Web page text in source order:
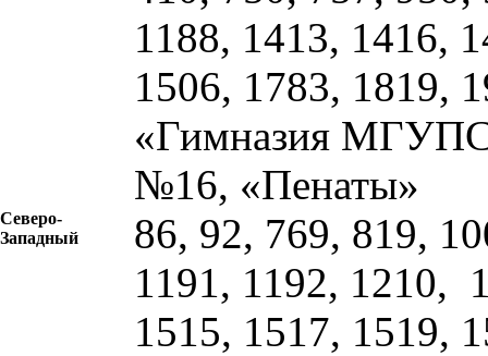
1188, 1413, 1416,
1506, 1783, 1819,
«Гимназия
№16, «Пенаты»
Северо-
Западный
86, 92, 769, 819,
1191, 1192, 1210,
1515, 1517, 1519,